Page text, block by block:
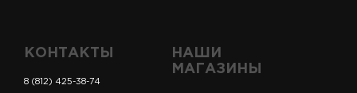
КОНТАКТЫ
8 (812) 425-38-74
НАШИ
МАГАЗИНЫ